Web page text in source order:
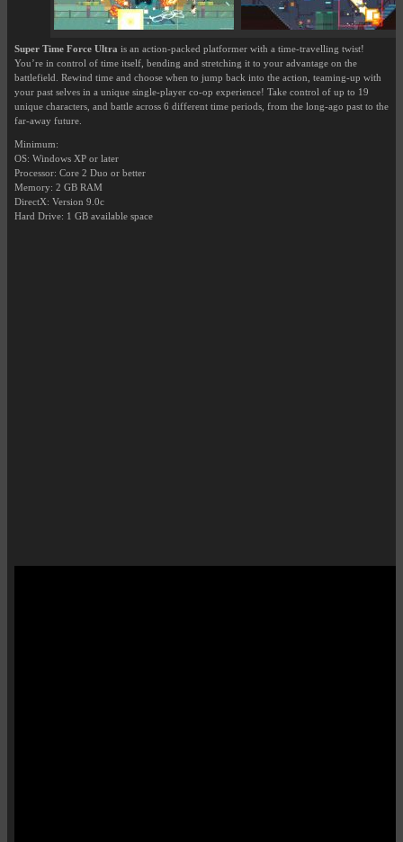
Super Time Force Ultra is an action-packed platformer with a time-travelling twist!
You’re in control of time itself, bending and stretching it to your advantage on the
battlefield. Rewind time and choose when to jump back into the action, teaming-up with
your past selves in a unique single-player co-op experience! Take control of up to 19
unique characters, and battle across 6 different time periods, from the long-ago past to the
far-away future.
Minimum:
OS: Windows XP or later
Processor: Core 2 Duo or better
Memory: 2 GB RAM
DirectX: Version 9.0c
Hard Drive: 1 GB available space